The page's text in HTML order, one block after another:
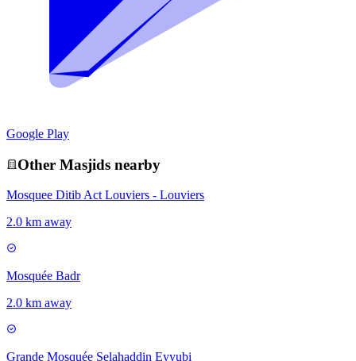
Google Play
Other Masjids nearby
Mosquee Ditib Act Louviers - Louviers
2.0 km away
Mosquée Badr
2.0 km away
Grande Mosquée Selahaddin Eyyubi